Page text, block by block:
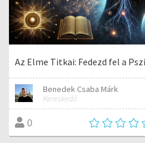
Az Elme Titkai: Fedezd fel a
Benedek Csaba Márk
Kereskedő
0